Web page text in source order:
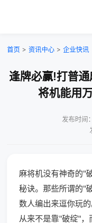
首页 > 资讯中心 > 企业快讯
逢牌必赢!打普
将机能用
发布时间
麻将机没有神奇的"
秘诀。那些所谓的"
数人编出来逗你玩
从来不是靠"破绽"，